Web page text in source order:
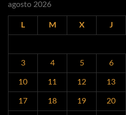
agosto 2026
L M X J
3 4 5 6
10 11 12 13
17 18 19 20